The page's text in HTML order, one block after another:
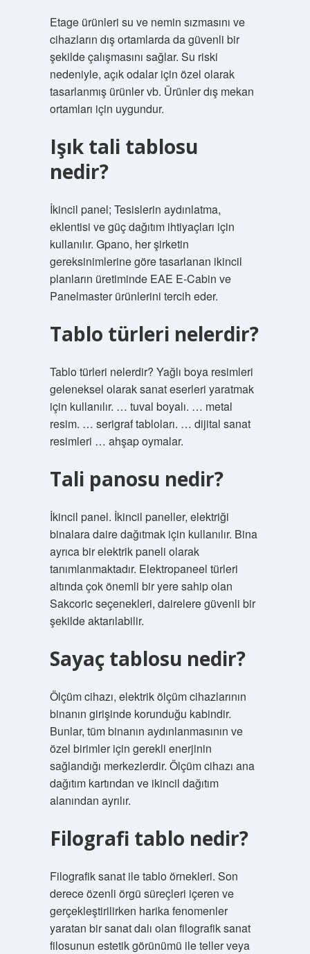
Etage ürünleri su ve nemin sızmasını ve
cihazların dış ortamlarda da güvenli bir
şekilde çalışmasını sağlar. Su riski
nedeniyle, açık odalar için özel olarak
tasarlanmış ürünler vb. Ürünler dış mekan
ortamları için uygundur.
Işık tali tablosu
nedir?
İkincil panel; Tesislerin aydınlatma,
eklentisi ve güç dağıtım ihtiyaçları için
kullanılır. Gpano, her şirketin
gereksinimlerine göre tasarlanan ikincil
planların üretiminde EAE E-Cabin ve
Panelmaster ürünlerini tercih eder.
Tablo türleri nelerdir?
Tablo türleri nelerdir? Yağlı boya resimleri
geleneksel olarak sanat eserleri yaratmak
için kullanılır. … tuval boyalı. … metal
resim. … serigraf tabloları. … dijital sanat
resimleri … ahşap oymalar.
Tali panosu nedir?
İkincil panel. İkincil paneller, elektriği
binalara daire dağıtmak için kullanılır. Bina
ayrıca bir elektrik paneli olarak
tanımlanmaktadır. Elektropaneel türleri
altında çok önemli bir yere sahip olan
Sakcoric seçenekleri, dairelere güvenli bir
şekilde aktarılabilir.
Sayaç tablosu nedir?
Ölçüm cihazı, elektrik ölçüm cihazlarının
binanın girişinde korunduğu kabindir.
Bunlar, tüm binanın aydınlanmasının ve
özel birimler için gerekli enerjinin
sağlandığı merkezlerdir. Ölçüm cihazı ana
dağıtım kartından ve ikincil dağıtım
alanından ayrılır.
Filografi tablo nedir?
Filografik sanat ile tablo örnekleri. Son
derece özenli örgü süreçleri içeren ve
gerçekleştirilirken harika fenomenler
yaratan bir sanat dalı olan filografik sanat
filosunun estetik görünümü ile teller veya